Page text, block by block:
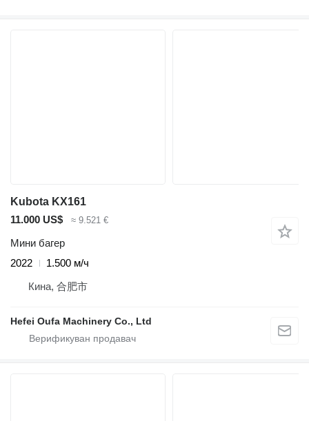
Kubota KX161
11.000 US$
≈ 9.521 €
Мини багер
2022
1.500 м/ч
Кина, 合肥市
Hefei Oufa Machinery Co., Ltd